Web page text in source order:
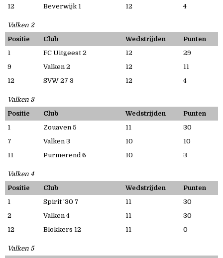
12
Beverwijk 1 12 4
Valken 2
Positie
Club Wedstrijden
Punten
1
FC Uitgeest 2 12
29
9
Valken 2 12
11
12
SVW 27 3 12 4
Valken 3
Positie
Club Wedstrijden
Punten
1
Zouaven 5 11
30
7
Valken 3 10
10
11
Purmerend 6 10 3
Valken 4
Positie
Club Wedstrijden
Punten
1
Spirit ’30 7 11
30
2
Valken 4 11
30
12
Blokkers 12 11 0
Valken 5